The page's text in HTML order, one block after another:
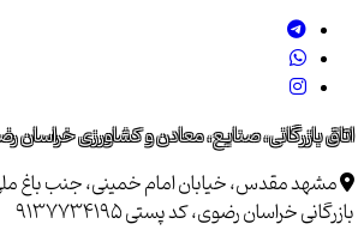
اتاق بازرگانی، صنایع، معادن و کشاورزی خراسان
مشهد مقدس، خیابان امام خمینی، جنب باغ
بازرگانی خراسان رضوی، کد پستی 9137734195